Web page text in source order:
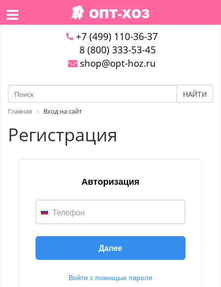
+7 (499) 110-36-37
8 (800) 333-53-45
shop@opt-hoz.ru
НАЙТИ
Главная Вход на сайт
Регистрация
Авторизация
Телефон
Далее
Войти с помощью пароля